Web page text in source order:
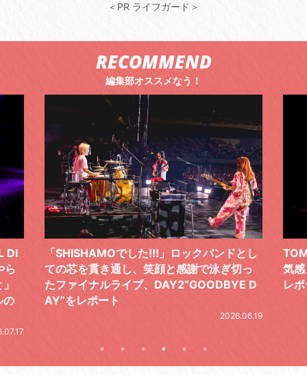
＜PR ライフガード＞
RECOMMEND
編集部オススメなう！
し
っ
D
TOMOO、３台の鍵盤で「6月から7月の空
気感」を鮮やかに描いた、FC限定ライブを
レポート
筋
の
と